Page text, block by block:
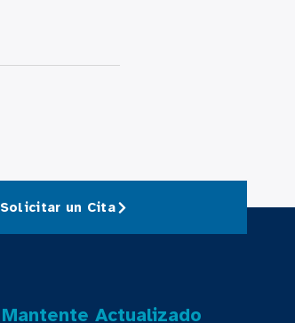
Solicitar un Cita
Mantente Actualizado